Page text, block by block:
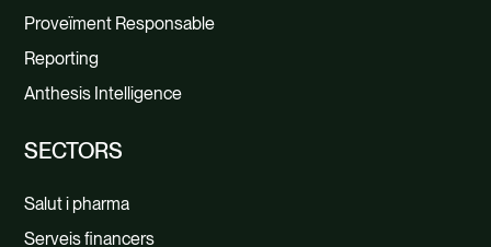
Proveïment Responsable
Reporting
Anthesis Intelligence
SECTORS
Salut i pharma
Serveis financers